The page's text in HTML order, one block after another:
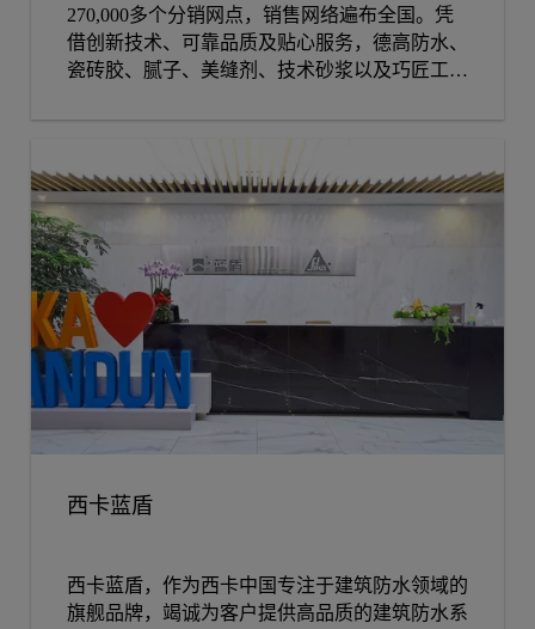
270,000多个分销网点，销售网络遍布全国。凭
借创新技术、可靠品质及贴心服务，德高防水、
瓷砖胶、腻子、美缝剂、技术砂浆以及巧匠工具
碑产品。
西卡蓝盾
西卡蓝盾，作为西卡中国专注于建筑防水领域的
旗舰品牌，竭诚为客户提供高品质的建筑防水系